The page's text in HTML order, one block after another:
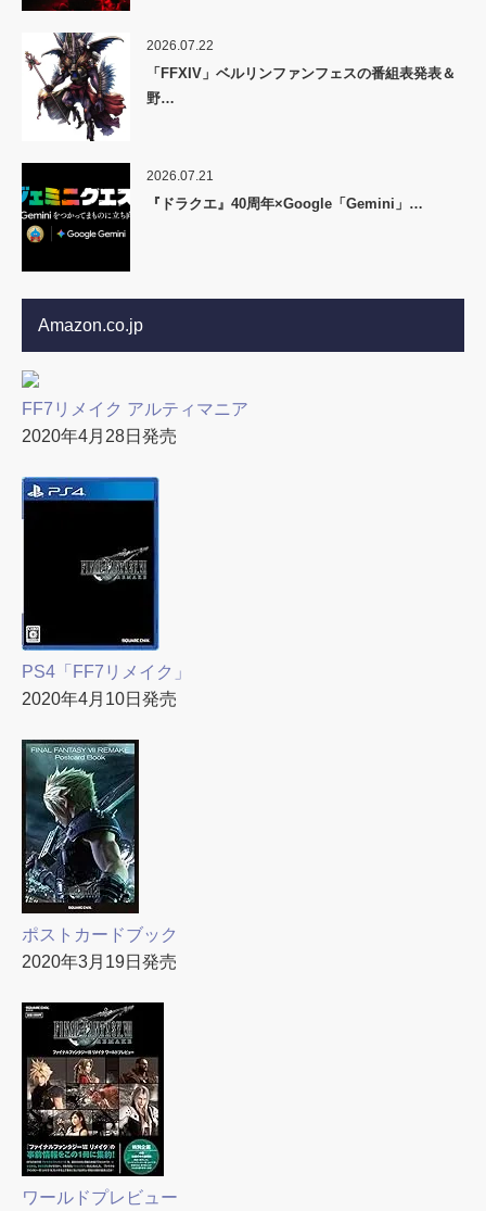
2026.07.22
「FFXIV」ベルリンファンフェスの番組表発表＆
野…
2026.07.21
『ドラクエ』40周年×Google「Gemini」…
Amazon.co.jp
FF7リメイク アルティマニア
2020年4月28日発売
PS4「FF7リメイク」
2020年4月10日発売
ポストカードブック
2020年3月19日発売
ワールドプレビュー